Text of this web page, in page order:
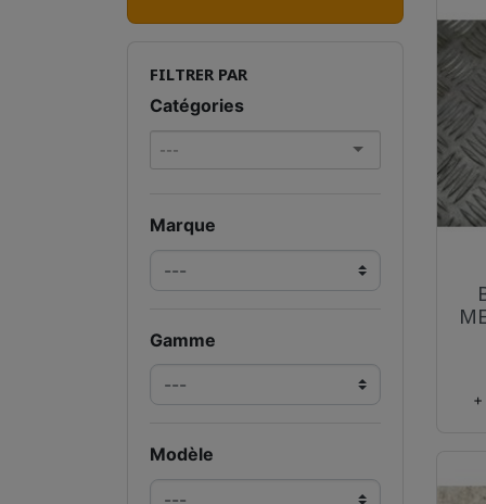
FILTRER PAR
Catégories
Marque
Gamme
Modèle